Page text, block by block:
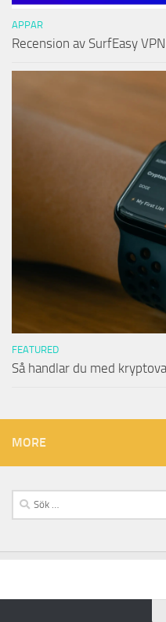
APPAR
Recension av SurfEasy VPN
FEATURED
Så handlar du med
MORE
Sök
efter: